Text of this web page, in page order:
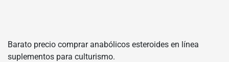
Barato precio comprar anabólicos esteroides en línea
suplementos para culturismo.